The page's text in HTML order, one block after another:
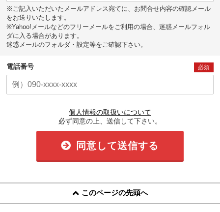
※ご記入いただいたメールアドレス宛てに、お問合せ内容の確認メール
をお送りいたします。
※Yahoo!メールなどのフリーメールをご利用の場合、迷惑メールフォル
ダに入る場合があります。
迷惑メールのフォルダ・設定等をご確認下さい。
電話番号 必須
個人情報の取扱いについて
必ず同意の上、送信して下さい。
同意して送信する
このページの先頭へ